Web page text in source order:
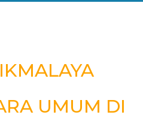
UMUM DI